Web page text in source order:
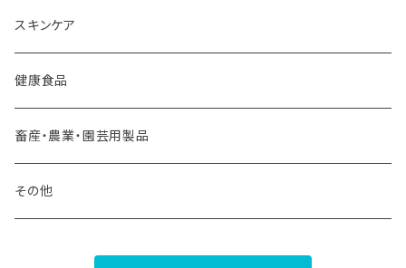
スキンケア
健康食品
畜産・農業・園芸用製品
その他